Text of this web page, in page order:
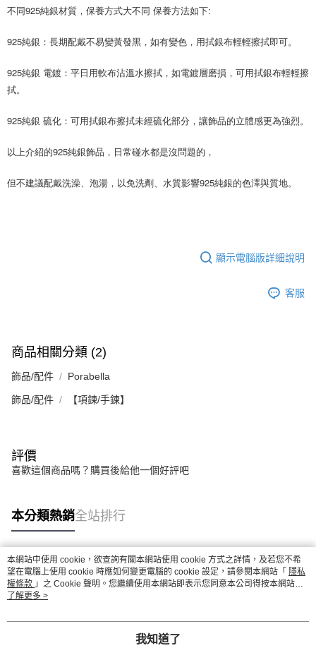
不同925純銀材質，保養方式大不同 保養方法如下:
925純銀：長期配戴不易變黃發黑，如有變色，用拭銀布輕輕擦拭即可。
925純銀 電鍍：平日用軟布沾溫水擦拭，如電鍍層磨損，可用拭銀布輕輕擦
拭。
925純銀 硫化：可用拭銀布擦拭未經硫化部分，讓飾品的立體感更為強烈。
以上介紹的925純銀飾品，日常碰水都是沒問題的，
但不建議配戴洗澡、泡湯，以免洗劑、水質影響925純銀的色澤與質地。
顯示電腦版詳細說明
客服
商品相關分類 (2)
飾品/配件 Porabella
飾品/配件 【項鍊/手鍊】
評價
喜歡這個商品嗎？購買後給他一個好評吧
本分類熱銷全站排行
熱門標籤
本網站中使用 cookie，欲查詢有關本網站使用 cookie 方式之詳情，及若您不希
望在電腦上使用 cookie 時應如何變更電腦的 cookie 設定，請參閱本網站「 隱私
權條款 」之 Cookie 聲明。您繼續使用本網站即表示您同意本公司得按本網站使
用條款之 Cookie 聲明使用 cookie。
了解更多 >
我知道了